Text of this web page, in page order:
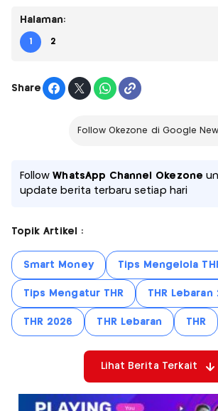
Halaman:
1 2
Share
Follow Okezone di Google
FollowWhatsApp Channel Okezone
update berita terbaru setiap hari
Topik Artikel :
Smart Money Tips Mengelola
Tips Mengatur THR THR Lebaran
THR 2026 THR Lebaran THR
Lihat Berita Terkait